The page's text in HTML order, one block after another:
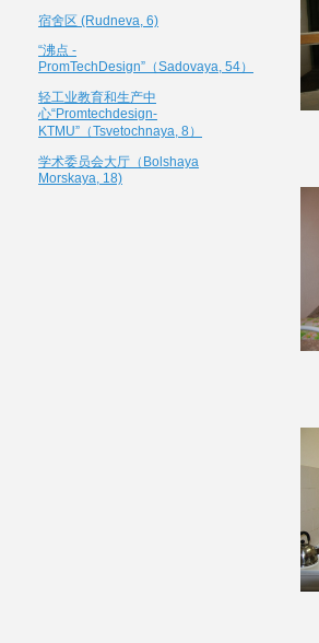
宿舍区 (Rudneva, 6)
“沸点 -
PromTechDesign”（Sadovaya, 54）
轻工业教育和生产中
心“Promtechdesign-
KTMU”（Tsvetochnaya, 8）
学术委员会大厅（Bolshaya
Morskaya, 18)